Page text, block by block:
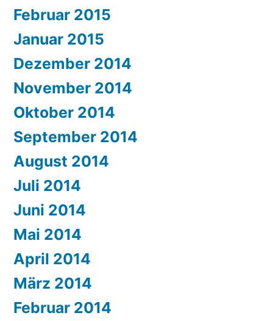
Februar 2015
Januar 2015
Dezember 2014
November 2014
Oktober 2014
September 2014
August 2014
Juli 2014
Juni 2014
Mai 2014
April 2014
März 2014
Februar 2014